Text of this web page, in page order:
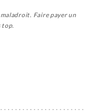
Faire payer un
top.